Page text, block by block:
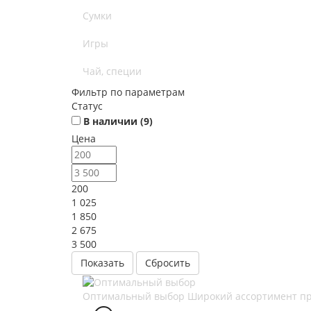
Сумки
Игры
Чай, специи
Фильтр по параметрам
Статус
В наличии (9)
Цена
200
1 025
1 850
2 675
3 500
Сбросить
Оптимальный выбор Широкий ассортимент